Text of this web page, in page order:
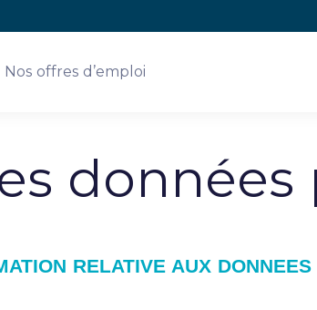
Nos offres d’emploi
données
RELATIVE AUX